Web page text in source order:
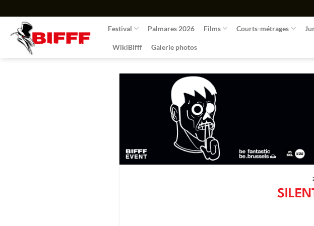
au
contenu
Festival Palmares 2026 Films Courts-métrages
WikiBifff Galerie photos